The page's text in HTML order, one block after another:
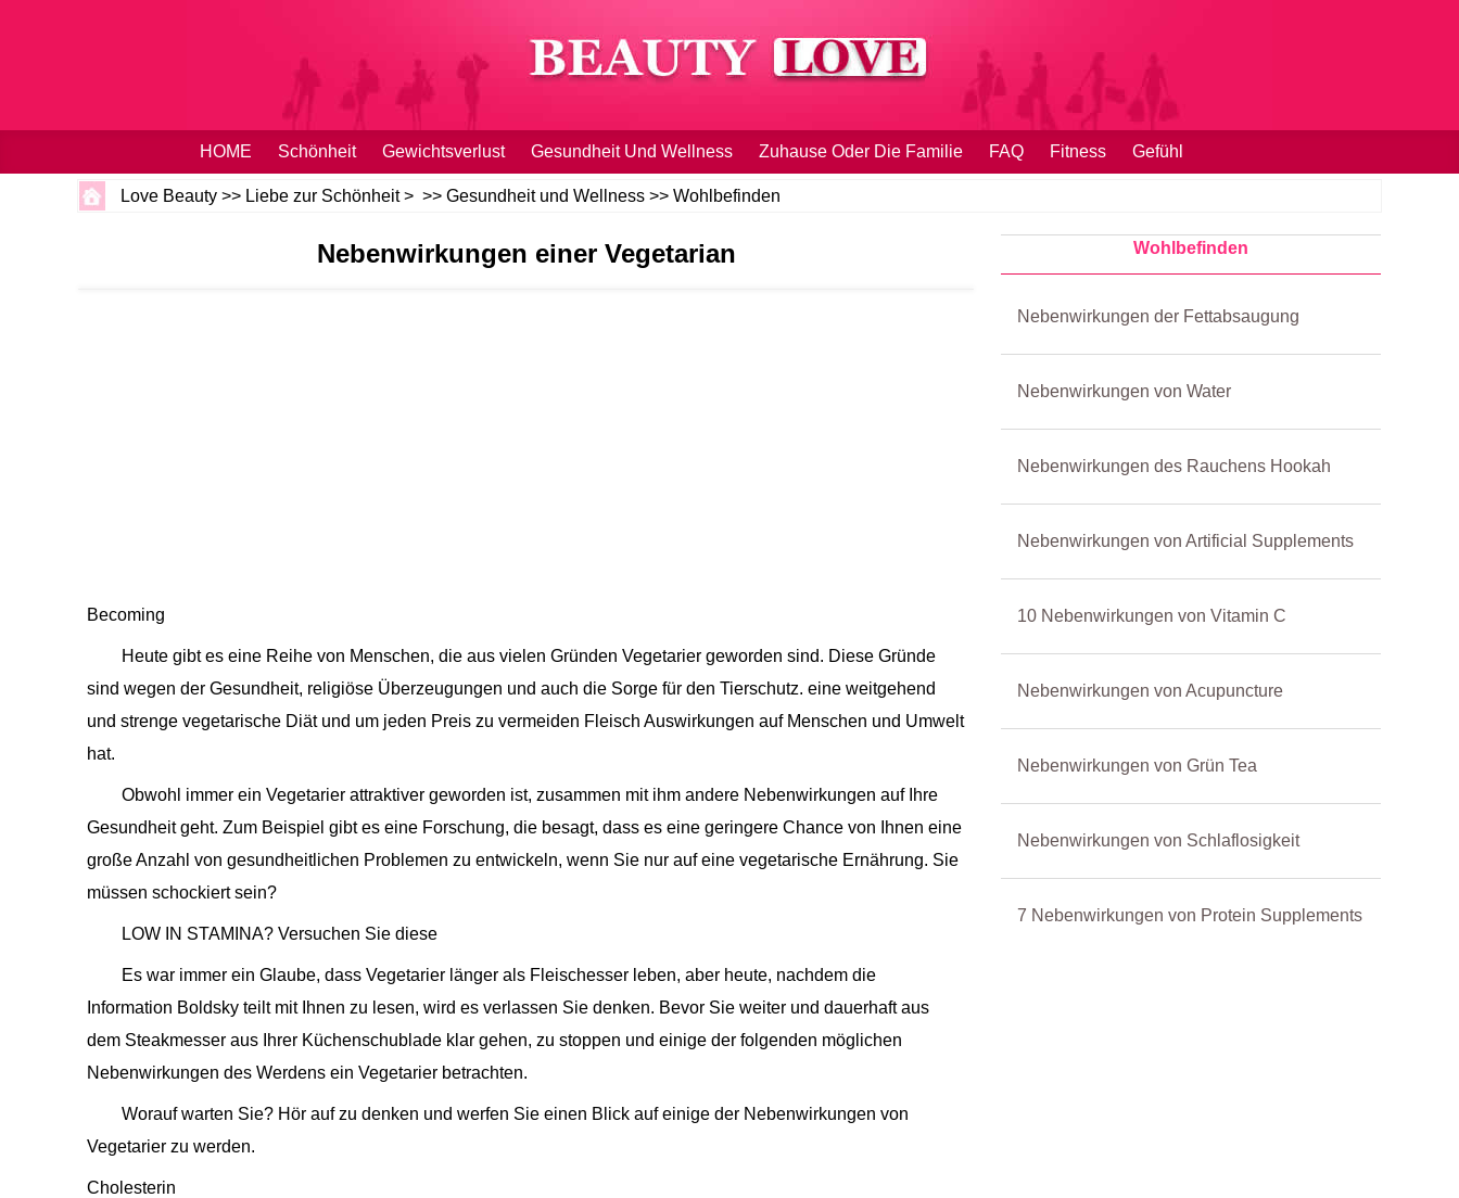
HOME Schönheit Gewichtsverlust Gesundheit Und Wellness Zuhause Oder Die Familie FAQ Fitness Gefühl
Love Beauty >> Liebe zur Schönheit> >> Gesundheit und Wellness >> Wohlbefinden
Nebenwirkungen einer Vegetarian
Becoming
Heute gibt es eine Reihe von Menschen, die aus vielen Gründen Vegetarier geworden sind. Diese Gründe
sind wegen der Gesundheit, religiöse Überzeugungen und auch die Sorge für den Tierschutz. eine weitgehend
und strenge vegetarische Diät und um jeden Preis zu vermeiden Fleisch Auswirkungen auf Menschen und Umwelt
hat.
Obwohl immer ein Vegetarier attraktiver geworden ist, zusammen mit ihm andere Nebenwirkungen auf Ihre
Gesundheit geht. Zum Beispiel gibt es eine Forschung, die besagt, dass es eine geringere Chance von Ihnen eine
große Anzahl von gesundheitlichen Problemen zu entwickeln, wenn Sie nur auf eine vegetarische Ernährung. Sie
müssen schockiert sein?
LOW IN STAMINA? Versuchen Sie diese
Es war immer ein Glaube, dass Vegetarier länger als Fleischesser leben, aber heute, nachdem die
Information Boldsky teilt mit Ihnen zu lesen, wird es verlassen Sie denken. Bevor Sie weiter und dauerhaft aus
dem Steakmesser aus Ihrer Küchenschublade klar gehen, zu stoppen und einige der folgenden möglichen
Nebenwirkungen des Werdens ein Vegetarier betrachten.
Worauf warten Sie? Hör auf zu denken und werfen Sie einen Blick auf einige der Nebenwirkungen von
Vegetarier zu werden.
Cholesterin
Wohlbefinden
Nebenwirkungen der Fettabsaugung
Nebenwirkungen von Water
Nebenwirkungen des Rauchens Hookah
Nebenwirkungen von Artificial Supplements
10 Nebenwirkungen von Vitamin C
Nebenwirkungen von Acupuncture
Nebenwirkungen von Grün Tea
Nebenwirkungen von Schlaflosigkeit
7 Nebenwirkungen von Protein Supplements